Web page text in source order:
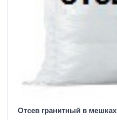
Отсев гранитный в мешках